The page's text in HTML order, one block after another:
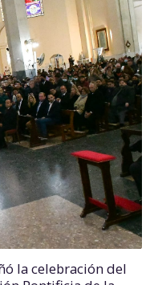
la celebración del